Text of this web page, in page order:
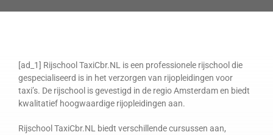
[ad_1] Rijschool TaxiCbr.NL is een professionele rijschool die
gespecialiseerd is in het verzorgen van rijopleidingen voor
taxi’s. De rijschool is gevestigd in de regio Amsterdam en biedt
kwalitatief hoogwaardige rijopleidingen aan.
Rijschool TaxiCbr.NL biedt verschillende cursussen aan,